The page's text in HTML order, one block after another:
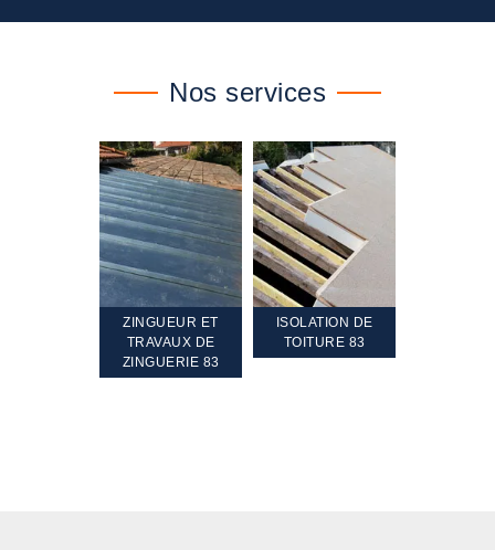
Nos services
ZINGUEUR ET
TRAVAUX DE
ZINGUERIE 83
ISOLATION DE
TOITURE 83